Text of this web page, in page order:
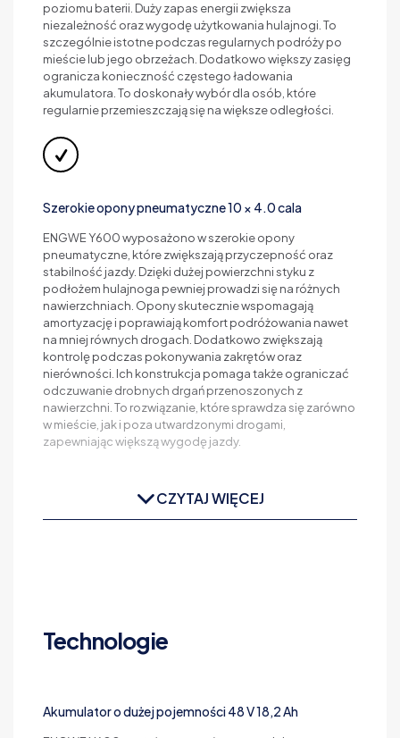
poziomu baterii. Duży zapas energii zwiększa
niezależność oraz wygodę użytkowania hulajnogi. To
szczególnie istotne podczas regularnych podróży po
mieście lub jego obrzeżach. Dodatkowo większy zasięg
ogranicza konieczność częstego ładowania
akumulatora. To doskonały wybór dla osób, które
regularnie przemieszczają się na większe odległości.
Szerokie opony pneumatyczne 10 × 4.0 cala
ENGWE Y600 wyposażono w szerokie opony
pneumatyczne, które zwiększają przyczepność oraz
stabilność jazdy. Dzięki dużej powierzchni styku z
podłożem hulajnoga pewniej prowadzi się na różnych
nawierzchniach. Opony skutecznie wspomagają
amortyzację i poprawiają komfort podróżowania nawet
na mniej równych drogach. Dodatkowo zwiększają
kontrolę podczas pokonywania zakrętów oraz
nierówności. Ich konstrukcja pomaga także ograniczać
odczuwanie drobnych drgań przenoszonych z
nawierzchni. To rozwiązanie, które sprawdza się zarówno
w mieście, jak i poza utwardzonymi drogami,
zapewniając większą wygodę jazdy.
CZYTAJ WIĘCEJ
Technologie
Akumulator o dużej pojemności 48 V 18,2 Ah